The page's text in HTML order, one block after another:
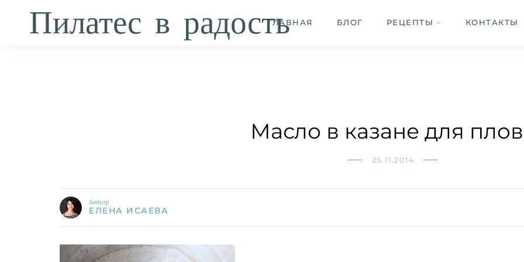
Пилатес в радостьГЛАВНАЯ БЛОГ РЕЦЕПТЫ КОНТАКТЫ
Масло в казане для
25.11.2014
Автор
ЕЛЕНА ИСАЕВА